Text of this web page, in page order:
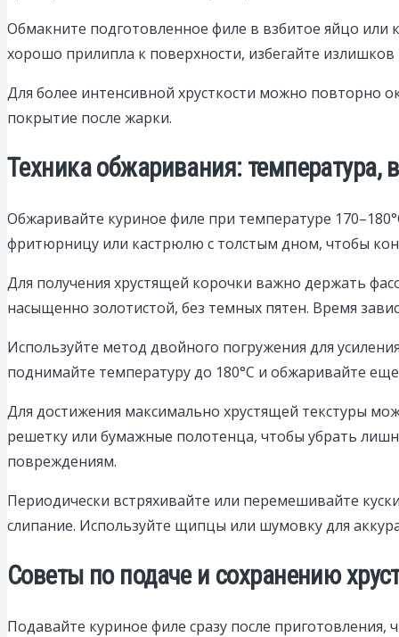
Обмакните подготовленное филе в взбитое яйцо
хорошо прилипла к поверхности, избегайте
Для более интенсивной хрусткости можно повторно
покрытие после жарки.
Техника обжаривания: температура,
Обжаривайте куриное филе при температуре
фритюрницу или кастрюлю с толстым дном, чтобы
Для получения хрустящей корочки важно держать
насыщенно золотистой, без темных пятен. Время
Используйте метод двойного погружения для
поднимайте температуру до 180°C и обжаривайте
Для достижения максимально хрустящей текстуры
решетку или бумажные полотенца, чтобы убрать
повреждениям.
Периодически встряхивайте или перемешивайте
слипание. Используйте щипцы или шумовку для
Советы по подаче и сохранению
Подавайте куриное филе сразу после